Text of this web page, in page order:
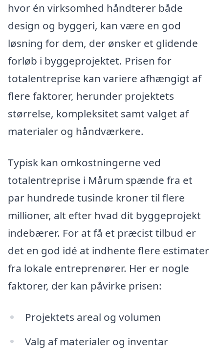
hvor én virksomhed håndterer både
design og byggeri, kan være en god
løsning for dem, der ønsker et glidende
forløb i byggeprojektet. Prisen for
totalentreprise kan variere afhængigt af
flere faktorer, herunder projektets
størrelse, kompleksitet samt valget af
materialer og håndværkere.
Typisk kan omkostningerne ved
totalentreprise i Mårum spænde fra et
par hundrede tusinde kroner til flere
millioner, alt efter hvad dit byggeprojekt
indebærer. For at få et præcist tilbud er
det en god idé at indhente flere estimater
fra lokale entreprenører. Her er nogle
faktorer, der kan påvirke prisen:
Projektets areal og volumen
Valg af materialer og inventar